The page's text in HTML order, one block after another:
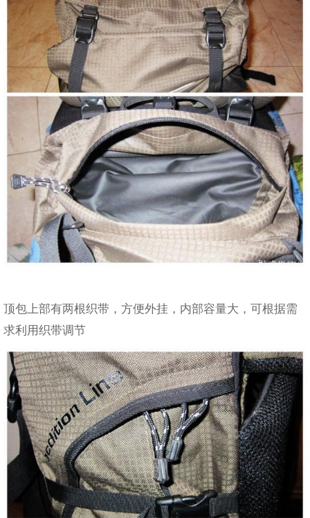
顶包上部有两根织带，方便外挂，内部容量大，可根据需
求利用织带调节